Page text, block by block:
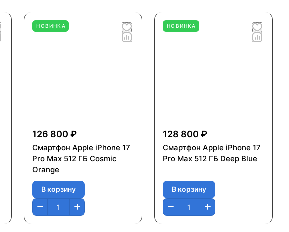
НОВИНКА
126 800 ₽
Смартфон Apple iPhone 17
Pro Max 512 ГБ Cosmic
Orange
В корзину
НОВИНКА
128 800 ₽
Смартфон Apple iPhone 17
Pro Max 512 ГБ Deep Blue
В корзину